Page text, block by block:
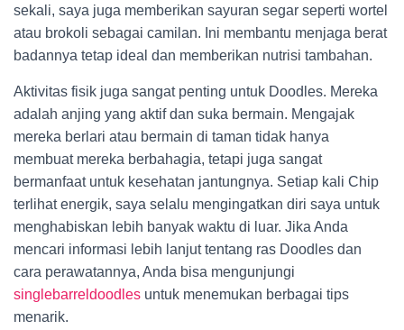
sekali, saya juga memberikan sayuran segar seperti wortel
atau brokoli sebagai camilan. Ini membantu menjaga berat
badannya tetap ideal dan memberikan nutrisi tambahan.
Aktivitas fisik juga sangat penting untuk Doodles. Mereka
adalah anjing yang aktif dan suka bermain. Mengajak
mereka berlari atau bermain di taman tidak hanya
membuat mereka berbahagia, tetapi juga sangat
bermanfaat untuk kesehatan jantungnya. Setiap kali Chip
terlihat energik, saya selalu mengingatkan diri saya untuk
menghabiskan lebih banyak waktu di luar. Jika Anda
mencari informasi lebih lanjut tentang ras Doodles dan
cara perawatannya, Anda bisa mengunjungi
singlebarreldoodles untuk menemukan berbagai tips
menarik.